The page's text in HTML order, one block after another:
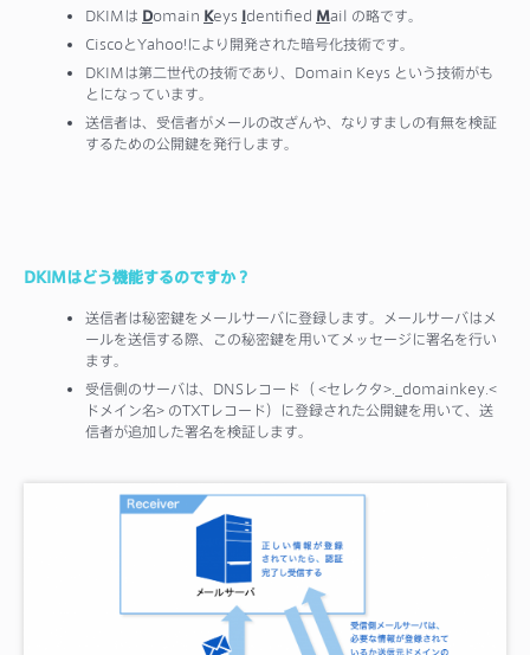
DKIMは Domain Keys Identified Mail の略です。
CiscoとYahoo!により開発された暗号化技術です。
DKIMは第二世代の技術であり、Domain Keys という技術がも
とになっています。
送信者は、受信者がメールの改ざんや、なりすましの有無を検証
するための公開鍵を発行します。
DKIMはどう機能するのですか？
送信者は秘密鍵をメールサーバに登録します。メールサーバはメ
ールを送信する際、この秘密鍵を用いてメッセージに署名を行い
ます。
受信側のサーバは、DNSレコード（ <セレクタ>._domainkey.<
ドメイン名> のTXTレコード）に登録された公開鍵を用いて、送
信者が追加した署名を検証します。